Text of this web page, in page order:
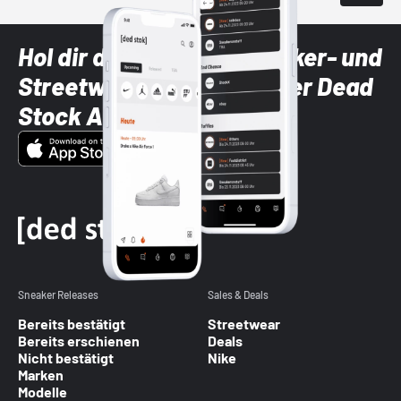
Hol dir die neuesten Sneaker- und
Streetwear-Brands mit der Dead
Stock App
Sneaker Releases
Bereits bestätigt
Bereits erschienen
Nicht bestätigt
Marken
Modelle
Sales & Deals
Streetwear
Deals
Nike